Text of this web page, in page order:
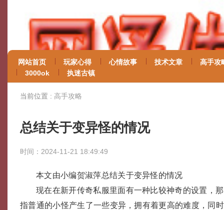
网站首页 玩家心得 心情故事 技术文章
高手攻
3000ok
执迷古镇
当前位置 : 高手攻略
总结关于变异怪的情况
时间：2024-11-21 18:49:49
本文由小编贺淑萍总结关于变异怪的情况
现在在新开传奇私服里面有一种比较神奇的设置，
指普通的小怪产生了一些变异，拥有着更高的难度，同